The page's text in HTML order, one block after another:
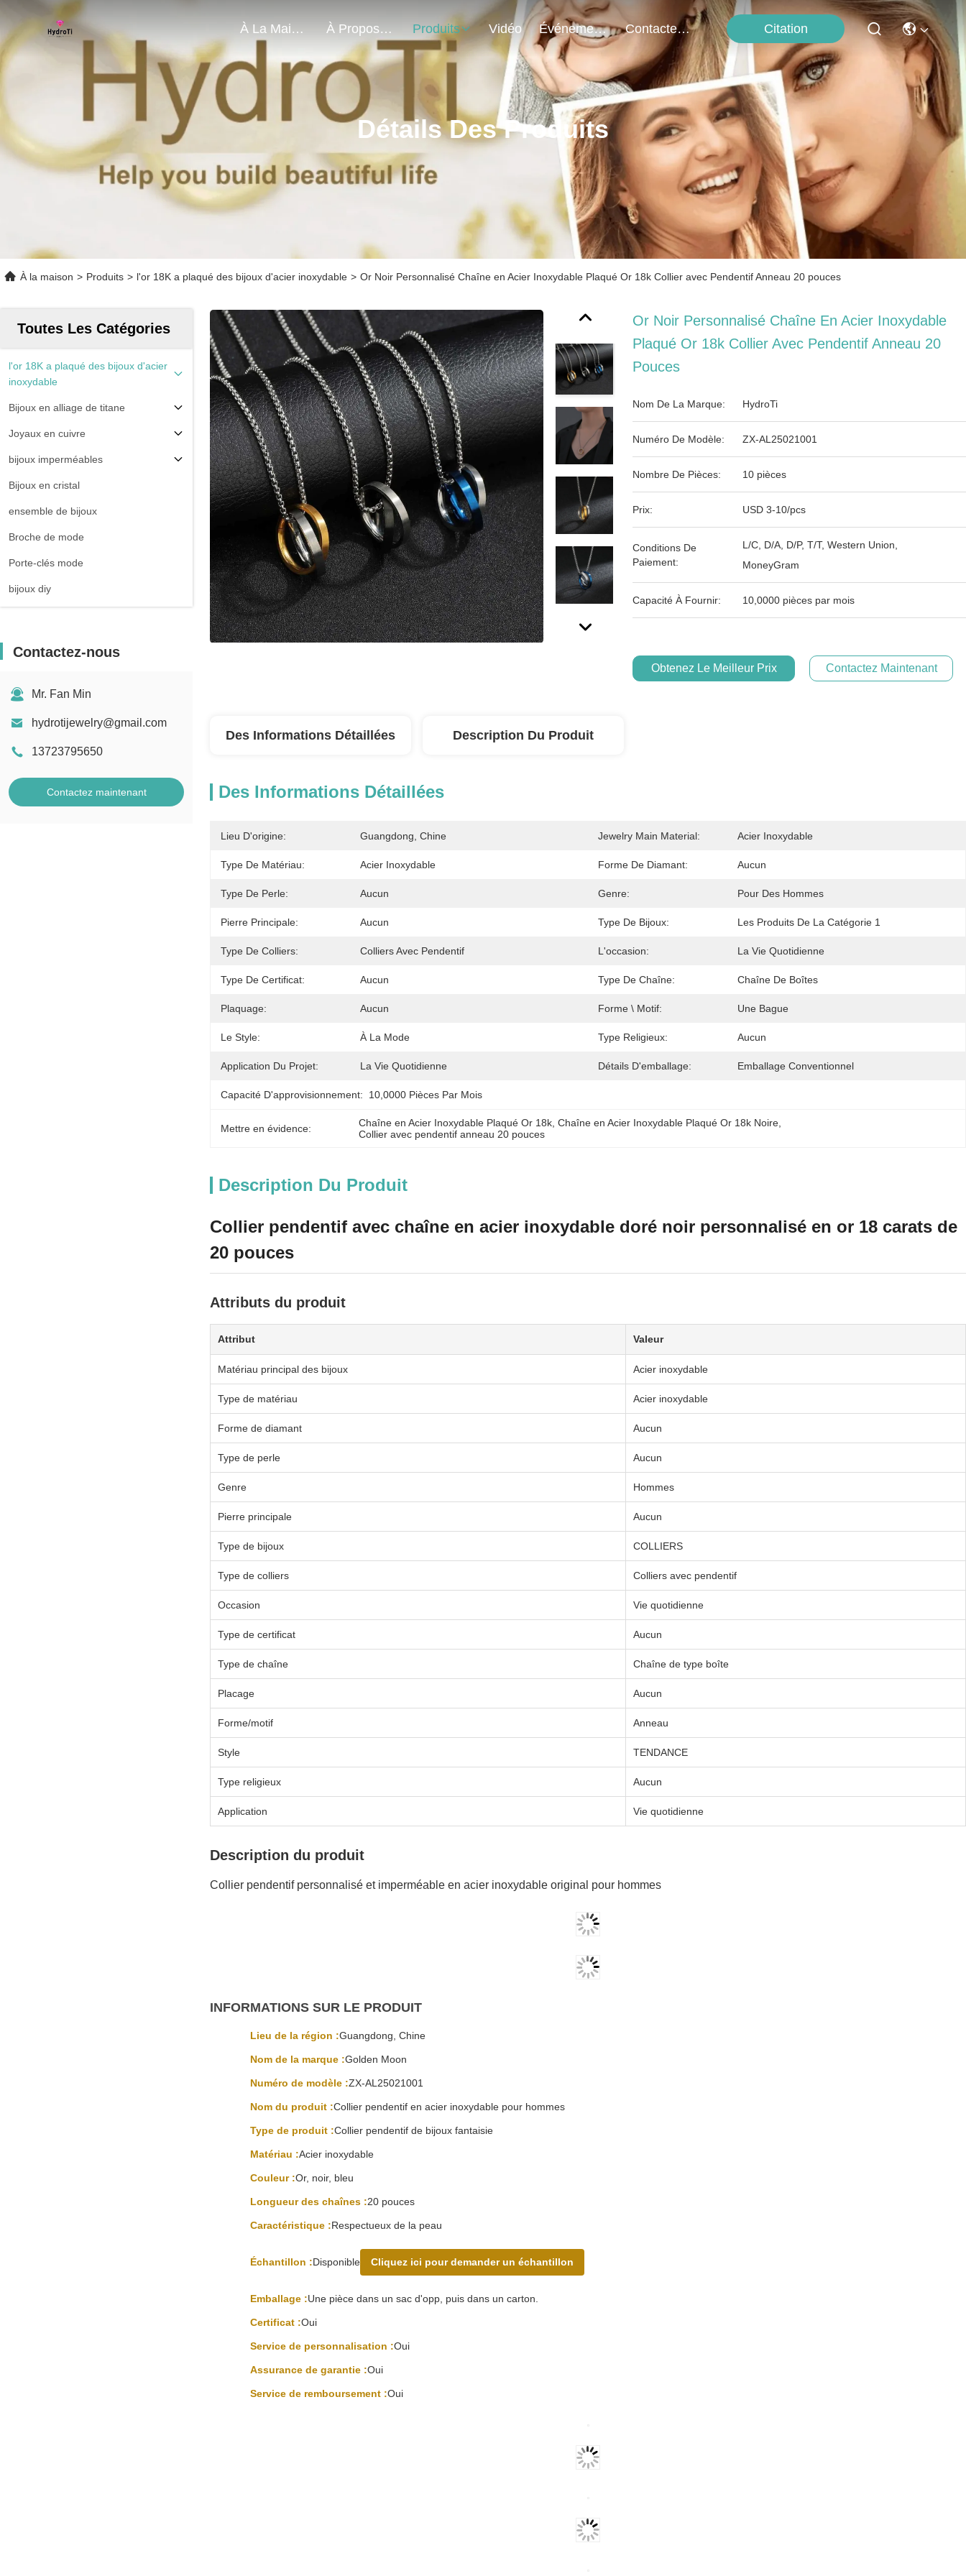
À La Maison À Propos De Nous Produits Vidéo Événements Contactez-Nous Citation
Détails Des Produits
À la maison > Produits > l'or 18K a plaqué des bijoux d'acier inoxydable > Or Noir Personnalisé Chaîne en Acier Inoxydable Plaqué Or 18k Collier avec Pendentif Anneau 20 pouces
Toutes Les Catégories
l'or 18K a plaqué des bijoux d'acier
inoxydable
Bijoux en alliage de titane
Joyaux en cuivre
bijoux imperméables
Bijoux en cristal
ensemble de bijoux
Broche de mode
Porte-clés mode
bijoux diy
Contactez-nous
Mr. Fan Min
hydrotijewelry@gmail.com
13723795650
Contactez maintenant
Or Noir Personnalisé Chaîne En Acier Inoxydable
Plaqué Or 18k Collier Avec Pendentif Anneau 20
Pouces
Nom De La Marque: HydroTi
Numéro De Modèle: ZX-AL25021001
Nombre De Pièces: 10 pièces
Prix: USD 3-10/pcs
Conditions De
Paiement:
L/C, D/A, D/P, T/T, Western Union,
MoneyGram
Capacité À Fournir: 10,0000 pièces par mois
Obtenez Le Meilleur Prix Contactez Maintenant
Des Informations Détaillées Description Du Produit
Des Informations Détaillées
Lieu D'origine: Guangdong, Chine Jewelry Main Material: Acier Inoxydable
Type De Matériau: Acier Inoxydable Forme De Diamant: Aucun
Type De Perle: Aucun Genre: Pour Des Hommes
Pierre Principale: Aucun Type De Bijoux: Les Produits De La Catégorie 1
Type De Colliers: Colliers Avec Pendentif L'occasion: La Vie Quotidienne
Type De Certificat: Aucun Type De Chaîne: Chaîne De Boîtes
Plaquage: Aucun Forme \ Motif: Une Bague
Le Style: À La Mode Type Religieux: Aucun
Application Du Projet: La Vie Quotidienne Détails D'emballage: Emballage Conventionnel
Capacité D'approvisionnement: 10,0000 Pièces Par Mois
Mettre en évidence: Chaîne en Acier Inoxydable Plaqué Or 18k Chaîne en Acier Inoxydable Plaqué Or 18k Noire
Collier avec pendentif anneau 20 pouces
Description Du Produit
Collier pendentif avec chaîne en acier inoxydable doré noir personnalisé en or 18 carats de
20 pouces
Attributs du produit
Attribut Valeur
Matériau principal des bijoux Acier inoxydable
Type de matériau Acier inoxydable
Forme de diamant Aucun
Type de perle Aucun
Genre Hommes
Pierre principale Aucun
Type de bijoux COLLIERS
Type de colliers Colliers avec pendentif
Occasion Vie quotidienne
Type de certificat Aucun
Type de chaîne Chaîne de type boîte
Placage Aucun
Forme/motif Anneau
Style TENDANCE
Type religieux Aucun
Application Vie quotidienne
Description du produit
Collier pendentif personnalisé et imperméable en acier inoxydable original pour hommes
INFORMATIONS SUR LE PRODUIT
Lieu de la région :Guangdong, Chine
Nom de la marque :Golden Moon
Numéro de modèle :ZX-AL25021001
Nom du produit :Collier pendentif en acier inoxydable pour hommes
Type de produit :Collier pendentif de bijoux fantaisie
Matériau :Acier inoxydable
Couleur :Or, noir, bleu
Longueur des chaînes :20 pouces
Caractéristique :Respectueux de la peau
Échantillon :Disponible Cliquez ici pour demander un échantillon
Emballage :Une pièce dans un sac d'opp, puis dans un carton.
Certificat :Oui
Service de personnalisation :Oui
Assurance de garantie :Oui
Service de remboursement :Oui